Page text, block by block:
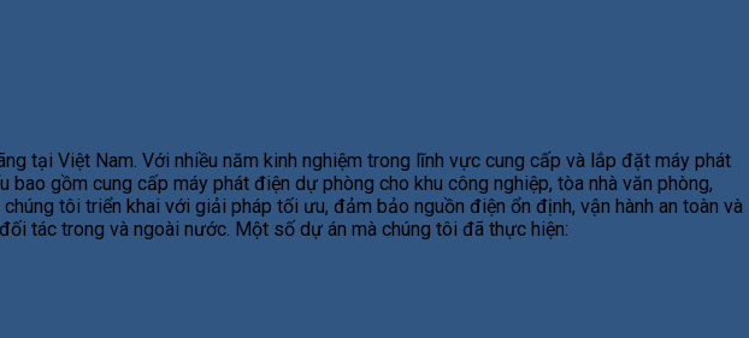
tại Việt Nam. Với nhiều năm kinh nghiệm trong lĩnh vực cung cấp và lắp đặt máy phát
gồm cung cấp máy phát điện dự phòng cho khu công nghiệp, tòa nhà văn phòng,
tôi triển khai với giải pháp tối ưu, đảm bảo nguồn điện ổn định, vận hành an toàn và
tác trong và ngoài nước. Một số dự án mà chúng tôi đã thực hiện: